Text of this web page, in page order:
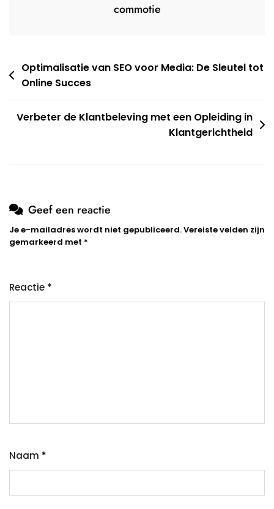
commotie
Berichtnavigatie
Optimalisatie van SEO voor Media: De Sleutel tot
Online Succes
Verbeter de Klantbeleving met een Opleiding in
Klantgerichtheid
Geef een reactie
Je e-mailadres wordt niet gepubliceerd.Vereiste velden zijn
gemarkeerd met *
Reactie *
Naam *